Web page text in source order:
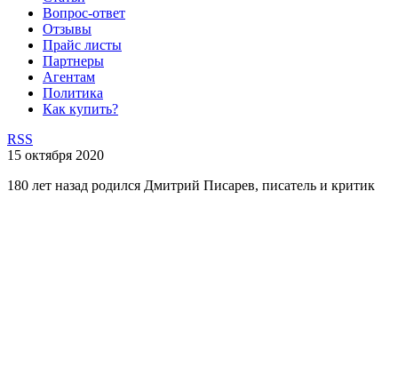
Вопрос-ответ
Отзывы
Прайс листы
Партнеры
Агентам
Политика
Как купить?
RSS
15 октября 2020
180 лет назад родился Дмитрий Писарев, писатель и критик